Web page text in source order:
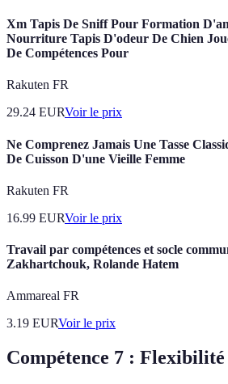
Xm Tapis De Sniff Pour Formation
Nourriture Tapis D'odeur De Chien
De Compétences Pour
Rakuten FR
29.24 EURVoir le prix
Ne Comprenez Jamais Une Tasse
De Cuisson D'une Vieille Femme
Rakuten FR
16.99 EURVoir le prix
Travail par compétences et socle
Zakhartchouk, Rolande Hatem
Ammareal FR
3.19 EURVoir le prix
Compétence 7 :